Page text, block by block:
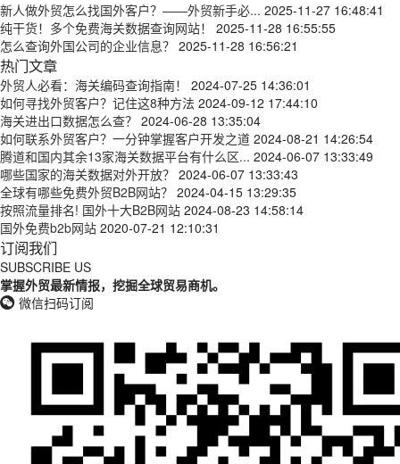
新人做外贸怎么找国外客户？——外贸新手必... 2025-11-27 16:48:41
纯干货！多个免费海关数据查询网站！
2025-11-28 16:55:55
怎么查询外国公司的企业信息？ 2025-11-28 16:56:21
热门文章
外贸人必看：海关编码查询指南！
2024-07-25 14:36:01
如何寻找外贸客户？记住这8种方法 2024-09-12 17:44:10
海关进出口数据怎么查？ 2024-06-28 13:35:04
如何联系外贸客户？一分钟掌握客户开发之道 2024-08-21 14:26:54
腾道和国内其余13家海关数据平台有什么区... 2024-06-07 13:33:49
哪些国家的海关数据对外开放？ 2024-06-07 13:33:43
全球有哪些免费外贸B2B网站？ 2024-04-15 13:29:35
按照流量排名! 国外十大B2B网站 2024-08-23 14:58:14
国外免费b2b网站 2020-07-21 12:10:31
订阅我们
SUBSCRIBE US
掌握外贸最新情报，挖掘全球贸易商机。
微信扫码订阅